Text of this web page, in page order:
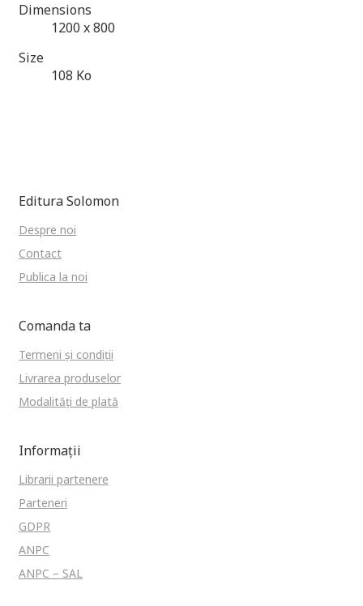
Dimensions
1200 x 800
Size
108 Ko
Editura Solomon
Despre noi
Contact
Publica la noi
Comanda ta
Termeni și condiții
Livrarea produselor
Modalități de plată
Informații
Librarii partenere
Parteneri
GDPR
ANPC
ANPC – SAL